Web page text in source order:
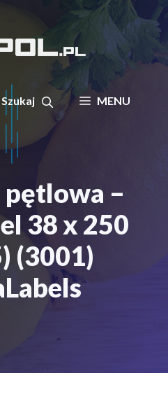
MENU
–
38 x 250
(3001)